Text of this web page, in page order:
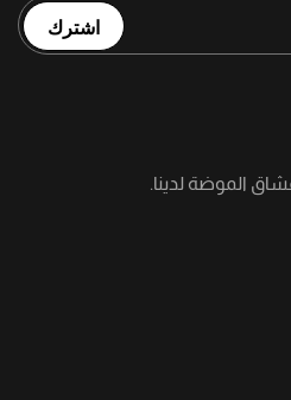
اشترك
الموضة لدينا.